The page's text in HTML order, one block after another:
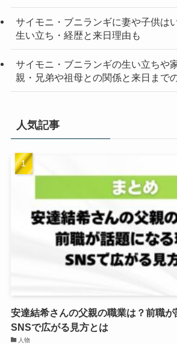
サイモニ・ブニランギに妻や子供は
生い立ち・経歴と来日理由も
サイモニ・ブニランギの生い立ちや
親・兄弟や祖母との関係と来日まで
人気記事
安達結希さんの父親の職業は？前職
SNSで広がる見方とは
人物